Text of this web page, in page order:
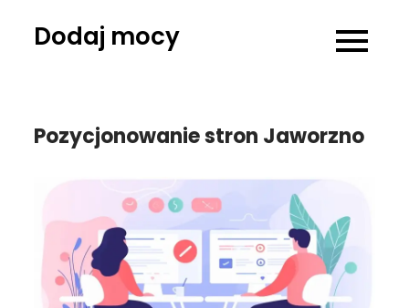
Dodaj mocy
Pozycjonowanie stron Jaworzno